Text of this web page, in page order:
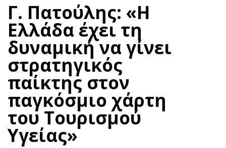
Γ. Πατούλης: «Η
Ελλάδα έχει τη
δυναμική να γίνει
στρατηγικός
παίκτης στον
παγκόσμιο χάρτη
του Τουρισμού
Υγείας»